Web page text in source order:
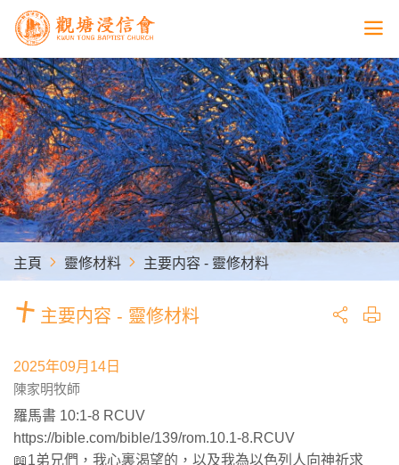
主頁 靈修材料 主要内容 - 靈修材料
主要内容 - 靈修材料
2025年09月14日
陳家明牧師
羅馬書‬ ‭10‬:‭1‬-‭8‬ ‭RCUV‬‬
https://bible.com/bible/139/rom.10.1-8.RCUV
📖1弟兄們，我心裏渴望的，以及我為以色列人向神祈求